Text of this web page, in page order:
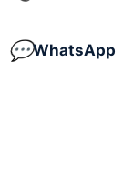
WhatsApp
m² à